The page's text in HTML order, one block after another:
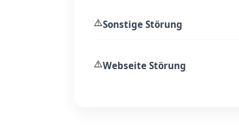
⚠️Sonstige Störung
⚠️Webseite Störung